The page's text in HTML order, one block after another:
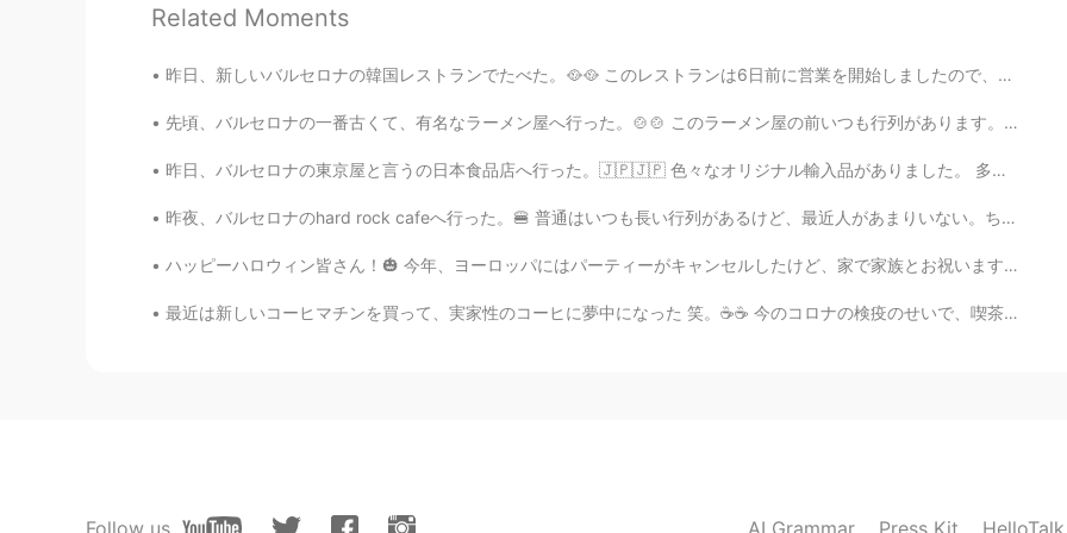
JP EN
美味しそう🎵 モダン焼き？🤔 カンパーイ🥂
Kyoka 2020.08.08 12:07
JP EN
おいしいそう！
Kazumi 2020.08.08 12:04
ヨーロッパ
で梅酒は本当に珍しい！
Related Moments
昨日、新しいバルセロナの韓国レストランでたべた。🥘🥘 このレストランは6日前に営業を開始しましたので、まだ人気ではなくて、静かな場所だった。スタフとチェフは韓国人だった、それで本物雰囲気がありま...
先頃、バルセロナの一番古くて、有名なラーメン屋へ行った。🍲🍲 このラーメン屋の前いつも行列があります。。。それで、食べたければ、多分1時間半を待っていることが必要です。でも、価値がると思います。...
昨日、バルセロナの東京屋と言うの日本食品店へ行った。🇯🇵🇯🇵 色々なオリジナル輸入品がありました。 多くの店は顧客が足りませんけど、東京屋まだ人気ですよ！ ワサビのポテチを食べたことがありますか...
昨夜、バルセロナのhard rock cafeへ行った。🍔 普通はいつも長い行列があるけど、最近人があまりいない。ちょっとラッキーだった。 さすがhard rock cafe！カクテルはオリジナ...
ハッピーハロウィン皆さん！🎃 今年、ヨーロッパにはパーティーがキャンセルしたけど、家で家族とお祝います！🎆 ハロウィンは昔の休日です。昔の人によると、今日は幽霊の世界と私たちの世界の間の障壁はと...
最近は新しいコーヒマチンを買って、実家性のコーヒに夢中になった 笑。☕☕ 今のコロナの検疫のせいで、喫茶店に行くことが出来ないけど、このマチンで大丈夫になった😁 どんなコーヒが好き？私はアメリカ...
Follow us AI Grammar Press Kit